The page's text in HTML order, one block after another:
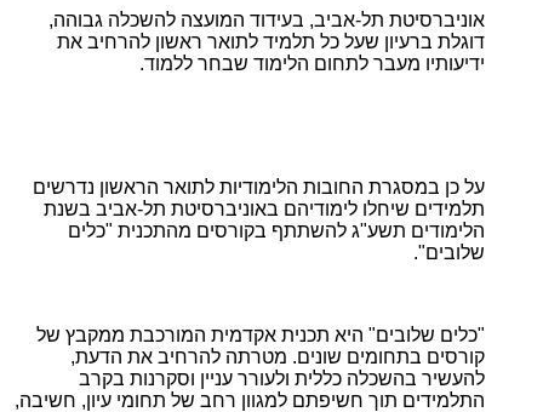
אוניברסיטת תל-אביב, בעידוד המועצה להשכלה גבוהה,
דוגלת ברעיון שעל כל תלמיד לתואר ראשון להרחיב את
ידיעותיו מעבר לתחום הלימוד שבחר ללמוד.
על כן במסגרת החובות הלימודיות לתואר הראשון נדרשים
תלמידים שיחלו לימודיהם באוניברסיטת תל-אביב בשנת
הלימודים תשע"ג להשתתף בקורסים מהתכנית "כלים
שלובים".
"כלים שלובים" היא תכנית אקדמית המורכבת ממקבץ של
קורסים בתחומים שונים. מטרתה להרחיב את הדעת,
להעשיר בהשכלה כללית ולעורר עניין וסקרנות בקרב
התלמידים תוך חשיפתם למגוון רחב של תחומי עיון, חשיבה,